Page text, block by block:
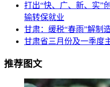
打出“快、广、新、实”
输转保就业
甘肃：缓税“春雨”解制
甘肃省三月份及一季度
推荐图文